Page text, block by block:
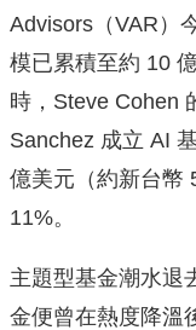
Advisors（VAR）
模已累積至約 10
時，Steve Cohen
Sanchez 成立 AI
億美元（約新台幣
11%。
主題型基金潮水退
金便曾在熱度降溫